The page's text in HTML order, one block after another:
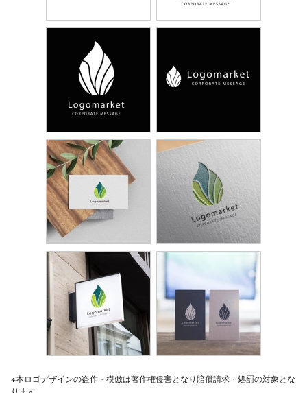
※本ロゴデザインの盗作・模倣は著作権侵害となり賠償請求・処罰の対象とな
ります。